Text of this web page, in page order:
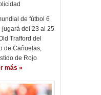
de fútbol 6
del 23 al 25
Trafford del
de Cañuelas,
de Rojo
más »